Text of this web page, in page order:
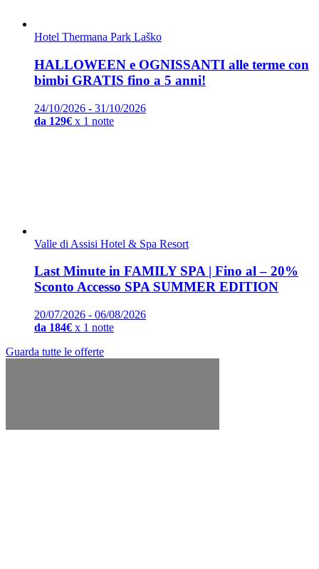
Hotel Thermana Park Laško
HALLOWEEN e OGNISSANTI alle terme con
bimbi GRATIS fino a 5 anni!
24/10/2026 - 31/10/2026
da 129€ x 1 notte
Valle di Assisi Hotel & Spa Resort
Last Minute in FAMILY SPA | Fino al – 20%
Sconto Accesso SPA SUMMER EDITION
20/07/2026 - 06/08/2026
da 184€ x 1 notte
Guarda tutte le offerte